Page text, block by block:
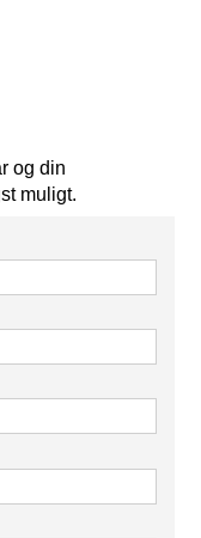
og din
muligt.